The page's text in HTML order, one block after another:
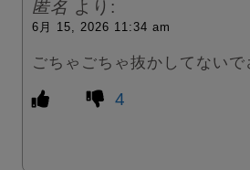
匿名 より:
6月 15, 2026 11:34 am
ごちゃごちゃ抜かしてないで
4